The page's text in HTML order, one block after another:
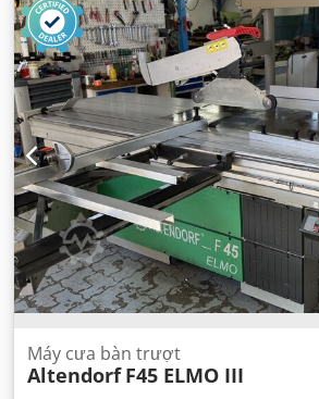
Máy cưa bàn trượt
Altendorf F45 ELMO III